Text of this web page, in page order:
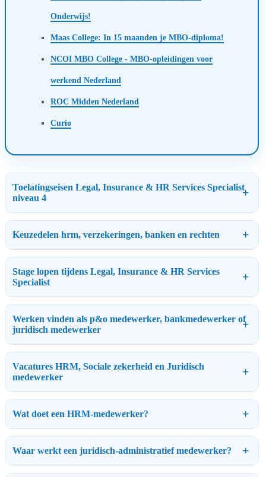
Onderwijs!
Maas College: In 15 maanden je MBO-diploma!
NCOI MBO College - MBO-opleidingen voor
werkend Nederland
ROC Midden Nederland
Curio
Toelatingseisen Legal, Insurance & HR Services Specialist
niveau 4
Keuzedelen hrm, verzekeringen, banken en rechten
Stage lopen tijdens Legal, Insurance & HR Services
Specialist
Werken vinden als p&o medewerker, bankmedewerker of
juridisch medewerker
Vacatures HRM, Sociale zekerheid en Juridisch
medewerker
Wat doet een HRM-medewerker?
Waar werkt een juridisch-administratief medewerker?